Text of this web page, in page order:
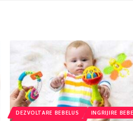
DEZVOLTARE BEBELUS
INGRIJIRE